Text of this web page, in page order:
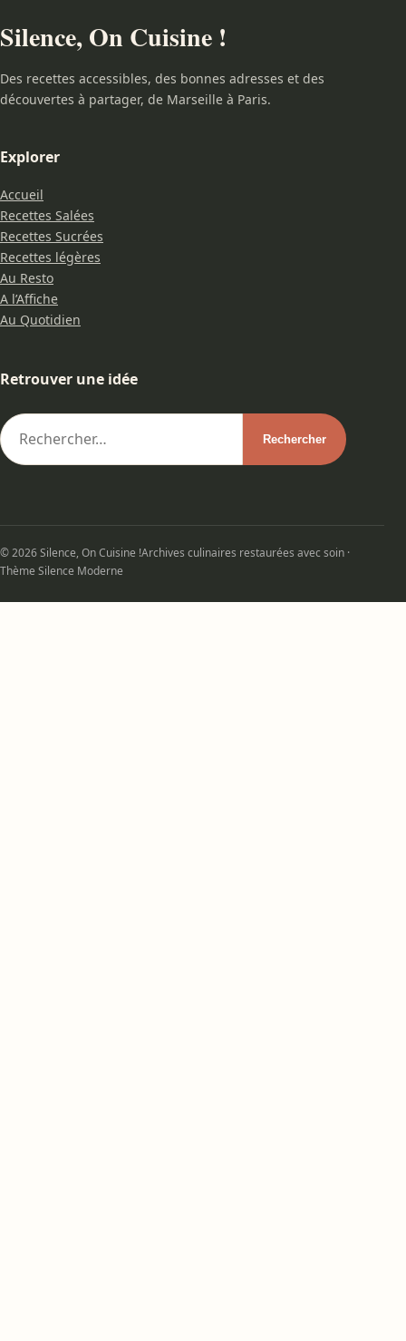
Silence, On Cuisine !
Des recettes accessibles, des bonnes adresses et des
découvertes à partager, de Marseille à Paris.
Explorer
Accueil
Recettes Salées
Recettes Sucrées
Recettes légères
Au Resto
A l’Affiche
Au Quotidien
Retrouver une idée
© 2026 Silence, On Cuisine !Archives culinaires restaurées avec soin ·
Thème Silence Moderne